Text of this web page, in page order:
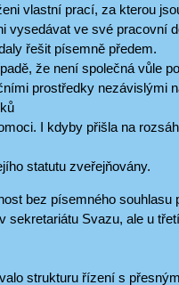
vlastní prací, za kterou
vysedávat ve své pracovní
řešit písemně předem.
že není společná vůle
prostředky nezávislými
I kdyby přišla na
statutu zveřejňovány.
bez písemného souhlasu
sekretariátu Svazu, ale u
strukturu řízení s